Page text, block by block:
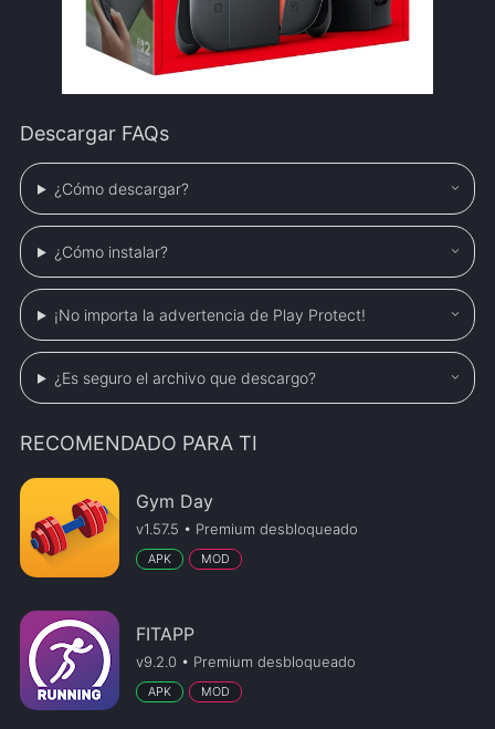
Descargar FAQs
¿Cómo descargar?
¿Cómo instalar?
¡No importa la advertencia de Play Protect!
¿Es seguro el archivo que descargo?
RECOMENDADO PARA TI
Gym Day
v1.57.5 • Premium desbloqueado
APK MOD
FITAPP
v9.2.0 • Premium desbloqueado
APK MOD